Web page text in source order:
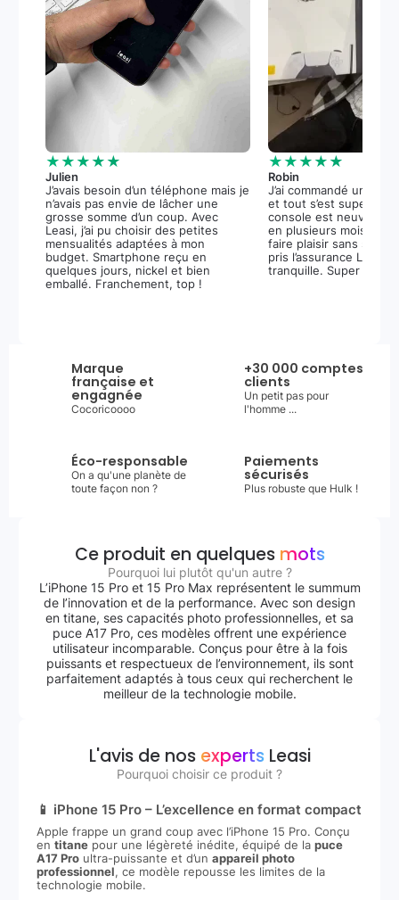
★★★★★
Julien
J’avais besoin d’un téléphone mais je
n’avais pas envie de lâcher une
grosse somme d’un coup. Avec
Leasi, j’ai pu choisir des petites
mensualités adaptées à mon
budget. Smartphone reçu en
quelques jours, nickel et bien
emballé. Franchement, top !
★★★★★
Robin
J’ai commandé une
et tout s’est super
console est neuve, et
en plusieurs mois m’a
faire plaisir sans stress.
pris l’assurance
tranquille. Super
Marque
française et
engagnée
Cocoricoooo
+30 000 comptes
clients
Un petit pas pour
l'homme ...
Éco-responsable
On a qu'une planète de
toute façon non ?
Paiements
sécurisés
Plus robuste que Hulk !
Ce produit en quelques mots
Pourquoi lui plutôt qu'un autre ?
L’iPhone 15 Pro et 15 Pro Max représentent le summum
de l’innovation et de la performance. Avec son design
en titane, ses capacités photo professionnelles, et sa
puce A17 Pro, ces modèles offrent une expérience
utilisateur incomparable. Conçus pour être à la fois
puissants et respectueux de l’environnement, ils sont
parfaitement adaptés à tous ceux qui recherchent le
meilleur de la technologie mobile.
L'avis de nos expertsLeasi
Pourquoi choisir ce produit ?
📱 iPhone 15 Pro – L’excellence en format compact
Apple frappe un grand coup avec l’iPhone 15 Pro. Conçu
en titanepour une légèreté inédite, équipé de la puce
A17 Proultra-puissante et d’un appareil photo
professionnel, ce modèle repousse les limites de la
technologie mobile.